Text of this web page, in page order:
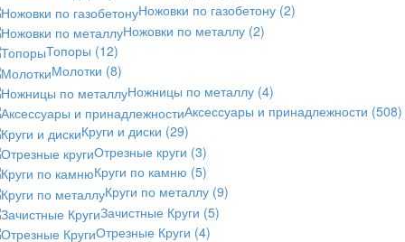
Ножовки по газобетону (2)
Ножовки по металлу (2)
Топоры (12)
Молотки (8)
Ножницы по металлу (4)
Аксессуары и принадлежности (508)
Круги и диски (29)
Отрезные круги (3)
Круги по камню (5)
Круги по металлу (9)
Зачистные Круги (5)
Отрезные Круги (4)